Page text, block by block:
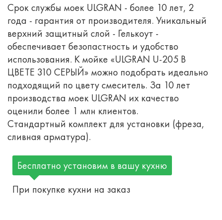
Срок службы моек ULGRAN - более 10 лет, 2
года - гарантия от производителя. Уникальный
верхний защитный слой - Гелькоут -
обеспечивает безопастность и удобство
использования. К мойке «ULGRAN U-205 В
ЦВЕТЕ 310 СЕРЫЙ» можно подобрать идеально
подходящий по цвету смеситель. За 10 лет
производства моек ULGRAN их качество
оценили более 1 млн клиентов.
Стандартный комплект для установки (фреза,
сливная арматура).
Бесплатно установим в вашу кухню
При покупке кухни на заказ